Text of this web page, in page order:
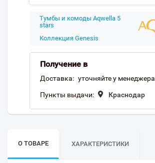
Тумбы и комоды Aqwella 5
stars
Коллекция Genesis
Получение в
Доставка: уточняйте у менеджера
Пункты выдачи: Краснодар
О ТОВАРЕ ХАРАКТЕРИСТИКИ